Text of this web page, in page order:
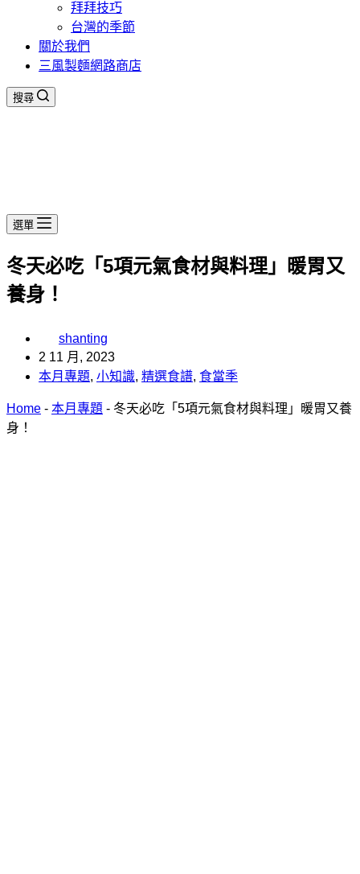
拜拜技巧
台灣的季節
關於我們
三風製麵網路商店
搜尋
選單
冬天必吃「5項元氣食材與料理」暖胃又
養身！
shanting
2 11 月, 2023
本月專題, 小知識, 精選食譜, 食當季
Home - 本月專題 - 冬天必吃「5項元氣食材與料理」暖胃又養
身！